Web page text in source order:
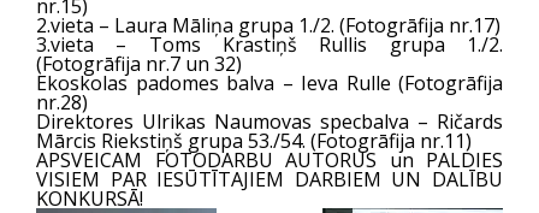
nr.15)
2.vieta – Laura Māliņa grupa 1./2. (Fotogrāfija nr.17)
3.vieta – Toms Krastiņš Rullis grupa 1./2.
(Fotogrāfija nr.7 un 32)
Ekoskolas padomes balva – Ieva Rulle (Fotogrāfija
nr.28)
Direktores Ulrikas Naumovas specbalva – Ričards
Mārcis Riekstiņš grupa 53./54. (Fotogrāfija nr.11)
APSVEICAM FOTODARBU AUTORUS un PALDIES
VISIEM PAR IESŪTĪTAJIEM DARBIEM UN DALĪBU
KONKURSĀ!